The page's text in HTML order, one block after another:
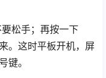
松手；再按一下
。这时平板开机，屏
键。